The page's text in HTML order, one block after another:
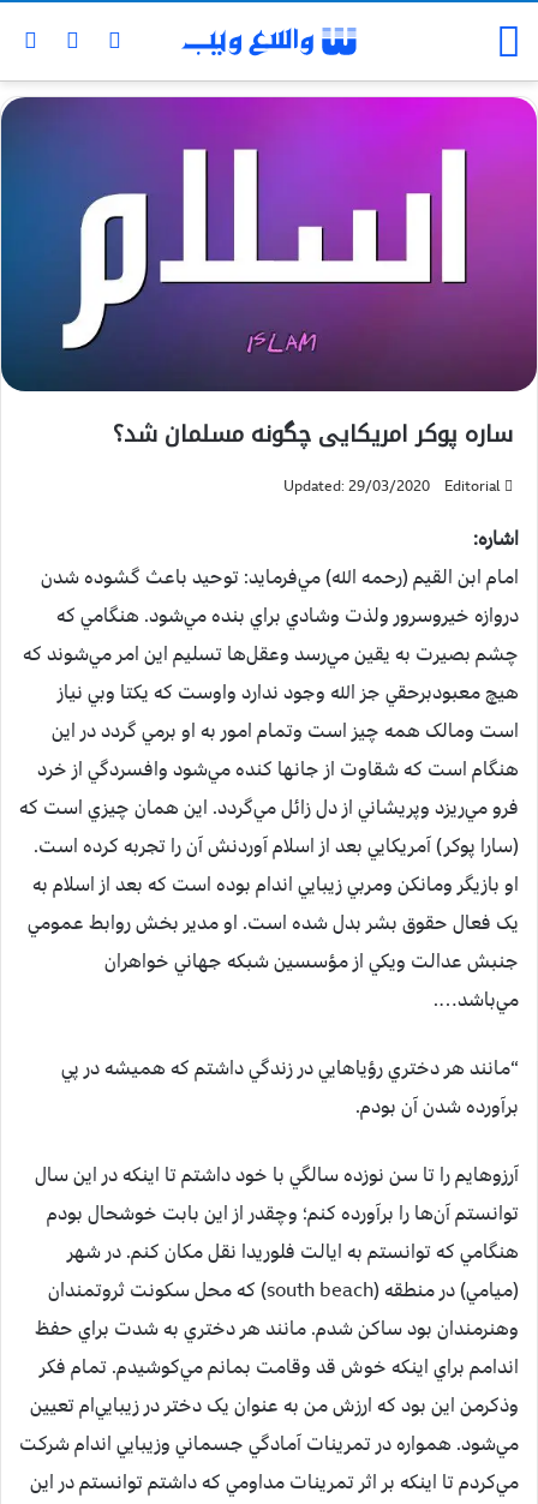
ساره پوکر امریکایی چگونه مسلمان شد؟
Editorial
Updated: 29/03/2020
اشاره:
امام ابن القيم (رحمه الله) مي‌فرمايد: توحيد باعث گشوده شدن
دروازه خيروسرور ولذت وشادي براي بنده مي‌شود. هنگامي که
چشم بصيرت به يقين مي‌رسد وعقل‌ها تسليم اين امر مي‌شوند که
هيچ معبودبرحقي جز الله وجود ندارد واوست که يکتا وبي نياز
است ومالک همه چيز است وتمام امور به او برمي گردد در اين
هنگام است که شقاوت از جانها کنده مي‌شود وافسردگي از خرد
فرو مي‌ريزد وپريشاني از دل زائل مي‌گردد. اين همان چيزي است که
(سارا پوکر) آمريکايي بعد از اسلام آوردنش آن را تجربه کرده است.
او بازيگر ومانکن ومربي زيبايي اندام بوده است که بعد از اسلام به
يک فعال حقوق بشر بدل شده است. او مدير بخش روابط عمومي
جنبش عدالت ويکي از مؤسسين شبکه جهاني خواهران
مي‌باشد….
“مانند هر دختري رؤياهايي در زندگي داشتم که هميشه در پي
برآورده شدن آن بودم.
آرزوهايم را تا سن نوزده سالگي با خود داشتم تا اينکه در اين سال
توانستم آن‌ها را برآورده کنم؛ وچقدر از اين بابت خوشحال بودم
هنگامي که توانستم به ايالت فلوريدا نقل مکان کنم. در شهر
(ميامي) در منطقه (south beach) که محل سکونت ثروتمندان
وهنرمندان بود ساکن شدم. مانند هر دختري به شدت براي حفظ
اندامم براي اينکه خوش قد وقامت بمانم مي‌کوشيدم. تمام فکر
وذکرمن اين بود که ارزش من به عنوان يک دختر در زيبايي‌ام تعيين
مي‌شود. همواره در تمرينات آمادگي جسماني وزيبايي اندام شرکت
مي‌کردم تا اينکه بر اثر تمرينات مداومي که داشتم توانستم در اين